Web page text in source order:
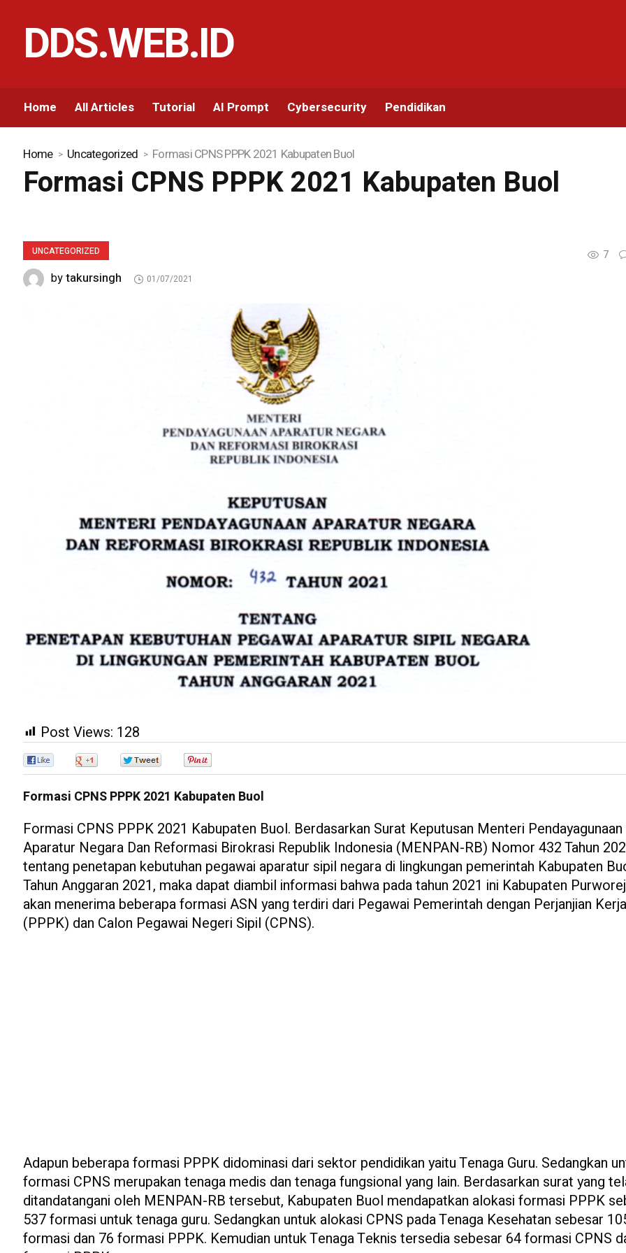
DDS.WEB.ID
Home All Articles Tutorial AI Prompt Cybersecurity Pendidikan
Home Uncategorized Formasi CPNS PPPK 2021 Kabupaten Buol
Formasi CPNS PPPK 2021 Kabupaten Buol
UNCATEGORIZED 7
bytakursingh 01/07/2021
Post Views: 128
Formasi CPNS PPPK 2021 Kabupaten Buol
Formasi CPNS PPPK 2021 Kabupaten Buol. Berdasarkan Surat Keputusan Menteri Pendayagunaan
Aparatur Negara Dan Reformasi Birokrasi Republik Indonesia (MENPAN-RB) Nomor 432 Tahun
tentang penetapan kebutuhan pegawai aparatur sipil negara di lingkungan pemerintah Kabupaten
Tahun Anggaran 2021, maka dapat diambil informasi bahwa pada tahun 2021 ini Kabupaten
akan menerima beberapa formasi ASN yang terdiri dari Pegawai Pemerintah dengan Perjanjian Kerja
(PPPK) dan Calon Pegawai Negeri Sipil (CPNS).
Adapun beberapa formasi PPPK didominasi dari sektor pendidikan yaitu Tenaga Guru. Sedangkan
formasi CPNS merupakan tenaga medis dan tenaga fungsional yang lain. Berdasarkan surat yang
ditandatangani oleh MENPAN-RB tersebut, Kabupaten Buol mendapatkan alokasi formasi PPPK
537 formasi untuk tenaga guru. Sedangkan untuk alokasi CPNS pada Tenaga Kesehatan sebesar
formasi dan 76 formasi PPPK. Kemudian untuk Tenaga Teknis tersedia sebesar 64 formasi CPNS